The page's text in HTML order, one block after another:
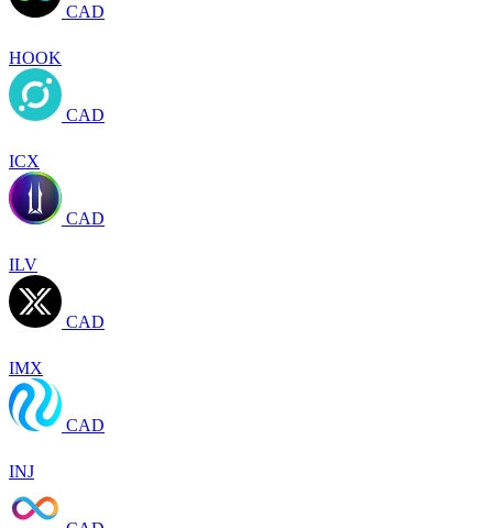
CAD
HOOK
CAD
ICX
CAD
ILV
CAD
IMX
CAD
INJ